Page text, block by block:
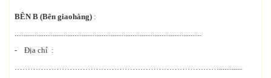
BÊN B (Bên giaohàng) :
.......................................................................................................
- Địa chỉ :
…………………………………………………………………….............